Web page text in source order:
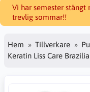
Vi har semester stängt
trevlig sommar!!
Hem Tillverkare
Keratin Liss Care